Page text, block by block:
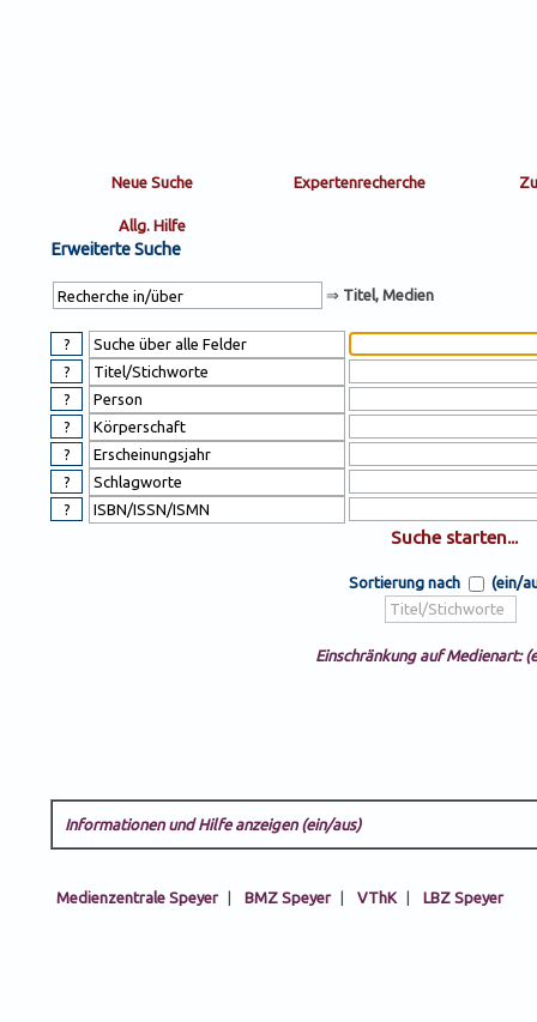
Erweiterte Suche
⇒ Titel, Medien
Sortierung nach (ein/
Einschränkung auf Medienart:
Informationen und Hilfe anzeigen (ein/aus)
Medienzentrale Speyer | BMZ Speyer | VThK | LBZ Speyer